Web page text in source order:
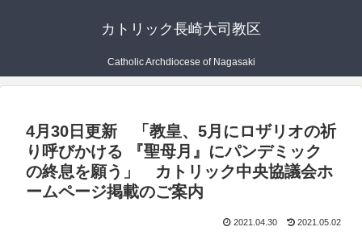
カトリック長崎大司教区
Catholic Archdiocese of Nagasaki
4月30日更新 「教皇、5月にロザリオの祈
り呼びかける 『聖母月』にパンデミック
の終息を願う」 カトリック中央協議会ホ
ームページ掲載のご案内
2021.04.30 2021.05.02